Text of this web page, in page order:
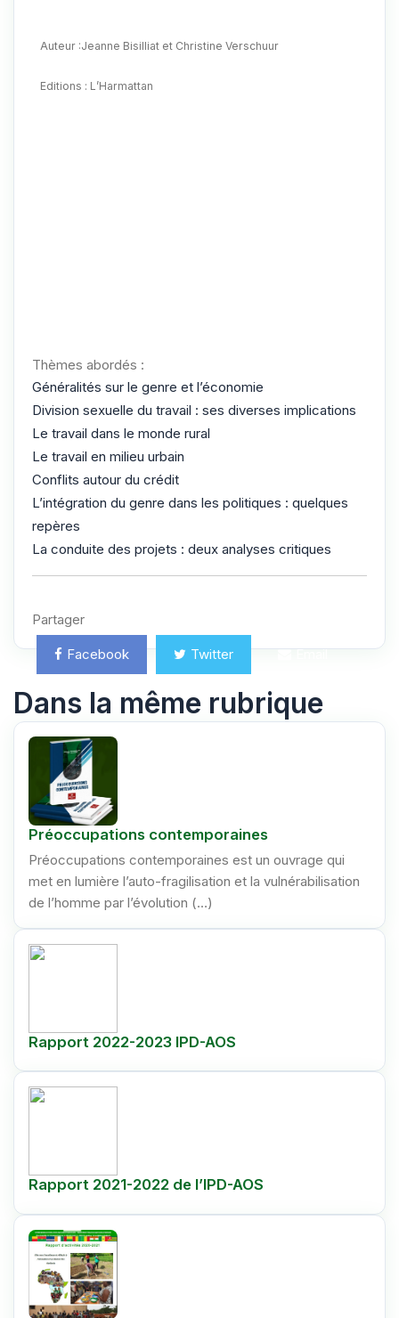
Auteur :Jeanne Bisilliat et Christine Verschuur
Editions : L’Harmattan
Thèmes abordés :
Généralités sur le genre et l’économie
Division sexuelle du travail : ses diverses implications
Le travail dans le monde rural
Le travail en milieu urbain
Conflits autour du crédit
L’intégration du genre dans les politiques : quelques
repères
La conduite des projets : deux analyses critiques
Partager
Facebook Twitter Email
Dans la même rubrique
Préoccupations contemporaines
Préoccupations contemporaines est un ouvrage qui
met en lumière l’auto-fragilisation et la vulnérabilisation
de l’homme par l’évolution (…)
Rapport 2022-2023 IPD-AOS
Rapport 2021-2022 de l’IPD-AOS